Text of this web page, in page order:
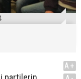
A+